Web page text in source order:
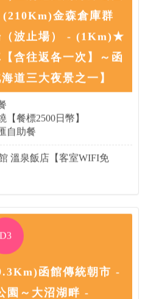
金森倉庫群
（波止場） - (1Km)★
含往返各一次】～函
道三大夜景之一】
【餐標2500日幣】
自助餐
溫泉飯店【客室WIFI免
D3
函館傳統朝市 -
園～大沼湖畔 -